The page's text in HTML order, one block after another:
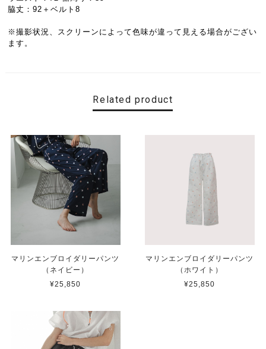
脇丈：92＋ベルト8
※撮影状況、スクリーンによって色味が違って見える場合がござい
ます。
Related product
マリンエンブロイダリーパンツ
（ネイビー）
¥25,850
マリンエンブロイダリーパンツ
（ホワイト）
¥25,850